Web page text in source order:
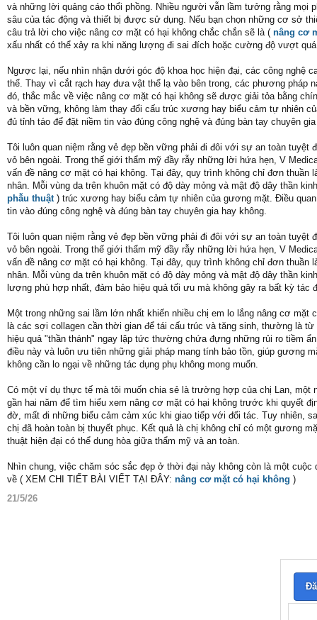
và những lời quảng cáo thổi phồng. Nhiều người vẫn lầm tưởng rằng
sâu của tác động và thiết bị được sử dụng. Nếu bạn chọn những cơ sở
câu trả lời cho việc nâng cơ mặt có hại không chắc chắn sẽ là ( nâng cơ
xấu nhất có thể xảy ra khi năng lượng đi sai đích hoặc cường độ vượt
Ngược lại, nếu nhìn nhận dưới góc độ khoa học hiện đại, các công
thể. Thay vì cắt rạch hay đưa vật thể lạ vào bên trong, các phương pháp
đó, thắc mắc về việc nâng cơ mặt có hại không sẽ được giải tỏa bằng
và bền vững, không làm thay đổi cấu trúc xương hay biểu cảm tự nhiên
đủ tỉnh táo để đặt niềm tin vào đúng công nghệ và đúng bàn tay chuyên
Tôi luôn quan niệm rằng vẻ đẹp bền vững phải đi đôi với sự an toàn
vỏ bên ngoài. Trong thế giới thẩm mỹ đầy rẫy những lời hứa hẹn, V
vấn đề nâng cơ mặt có hại không. Tại đây, quy trình không chỉ đơn
nhân. Mỗi vùng da trên khuôn mặt có độ dày mỏng và mật độ dây thần
phẫu thuật) trúc xương hay biểu cảm tự nhiên của gương mặt. Điều
tin vào đúng công nghệ và đúng bàn tay chuyên gia hay không.
Tôi luôn quan niệm rằng vẻ đẹp bền vững phải đi đôi với sự an toàn
vỏ bên ngoài. Trong thế giới thẩm mỹ đầy rẫy những lời hứa hẹn, V
vấn đề nâng cơ mặt có hại không. Tại đây, quy trình không chỉ đơn
nhân. Mỗi vùng da trên khuôn mặt có độ dày mỏng và mật độ dây thần
lượng phù hợp nhất, đảm bảo hiệu quả tối ưu mà không gây ra bất kỳ tác
Một trong những sai lầm lớn nhất khiến nhiều chị em lo lắng nâng cơ
là các sợi collagen cần thời gian để tái cấu trúc và tăng sinh, thường là
hiệu quả "thần thánh" ngay lập tức thường chứa đựng những rủi ro tiềm
điều này và luôn ưu tiên những giải pháp mang tính bảo tồn, giúp gương
không cần lo ngại về những tác dụng phụ không mong muốn.
Có một ví dụ thực tế mà tôi muốn chia sẻ là trường hợp của chị Lan, một
gần hai năm để tìm hiểu xem nâng cơ mặt có hại không trước khi quyết
đờ, mất đi những biểu cảm cảm xúc khi giao tiếp với đối tác. Tuy nhiên,
chị đã hoàn toàn bị thuyết phục. Kết quả là chị không chỉ có một gương
thuật hiện đại có thể dung hòa giữa thẩm mỹ và an toàn.
Nhìn chung, việc chăm sóc sắc đẹp ở thời đại này không còn là một
về ( XEM CHI TIẾT BÀI VIẾT TẠI ĐÂY: nâng cơ mặt có hại không )
21/5/26